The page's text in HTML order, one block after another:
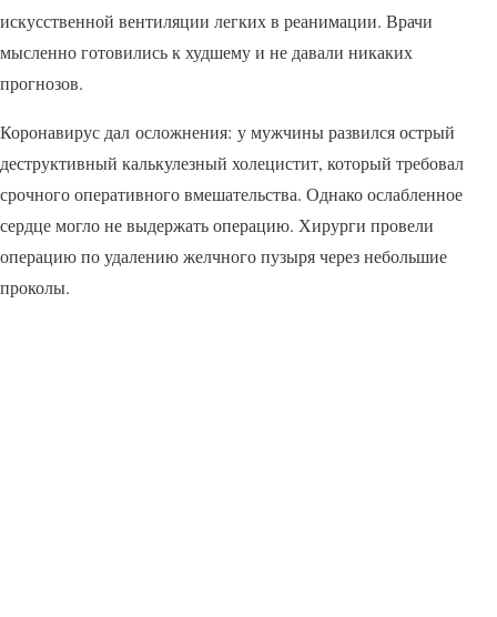
искусственной вентиляции легких в реанимации. Врачи
мысленно готовились к худшему и не давали никаких
прогнозов.
Коронавирус дал осложнения: у мужчины развился острый
деструктивный калькулезный холецистит, который требовал
срочного оперативного вмешательства. Однако ослабленное
сердце могло не выдержать операцию. Хирурги провели
операцию по удалению желчного пузыря через небольшие
проколы.